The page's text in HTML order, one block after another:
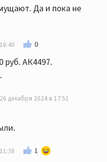
Да и пока не
0
руб. АК4497.
26 декабря 2024 в 17:51
1